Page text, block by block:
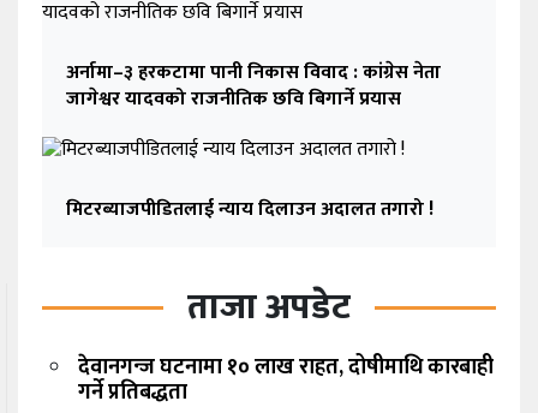
अर्नामा–३ हरकटामा पानी निकास विवाद : कांग्रेस नेता
जागेश्वर यादवको राजनीतिक छवि बिगार्ने प्रयास
मिटरब्याजपीडितलाई न्याय दिलाउन अदालत तगारो !
ताजा अपडेट
देवानगन्ज घटनामा १० लाख राहत, दोषीमाथि कारबाही
गर्ने प्रतिबद्धता